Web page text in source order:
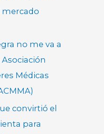
no me va a
Médicas
convirtió el
para